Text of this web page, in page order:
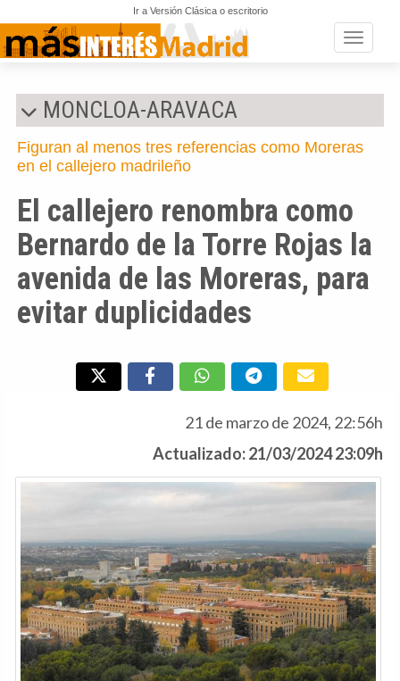
Ir a Versión Clásica o escritorio
Toggle
MONCLOA-ARAVACA
Figuran al menos tres referencias como Moreras
en el callejero madrileño
El callejero renombra como
Bernardo de la Torre Rojas la
avenida de las Moreras, para
evitar duplicidades
21 de marzo de 2024, 22:56h
Actualizado: 21/03/2024 23:09h